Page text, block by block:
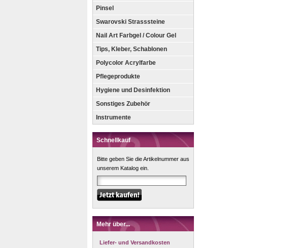
Pinsel
Swarovski Strasssteine
Nail Art Farbgel / Colour Gel
Tips, Kleber, Schablonen
Polycolor Acrylfarbe
Pflegeprodukte
Hygiene und Desinfektion
Sonstiges Zubehör
Instrumente
Schnellkauf
Bitte geben Sie die Artikelnummer aus
unserem Katalog ein.
Mehr über...
Liefer- und Versandkosten